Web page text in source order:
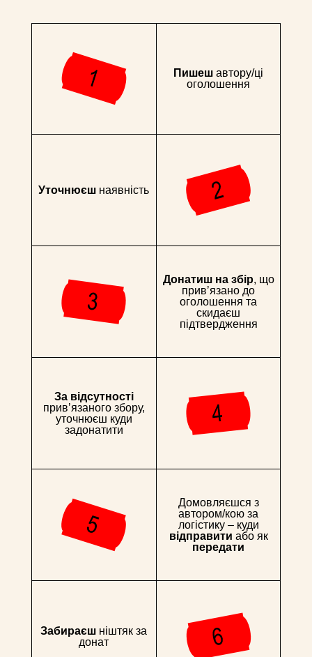
Пишеш автору/ці
оголошення
Уточнюєш наявність
Донатиш на збір, що
привʼязано до
оголошення та
скидаєш
підтвердження
За відсутності
привʼязаного збору,
уточнюєш куди
задонатити
Домовляєшся з
автором/кою за
логістику – куди
відправити або як
передати
Забираєш ніштяк за
донат